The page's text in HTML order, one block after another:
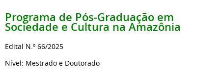
Programa de Pós-Graduação em
Sociedade e Cultura na Amazônia
Edital N.º 66/2025
Nível: Mestrado e Doutorado